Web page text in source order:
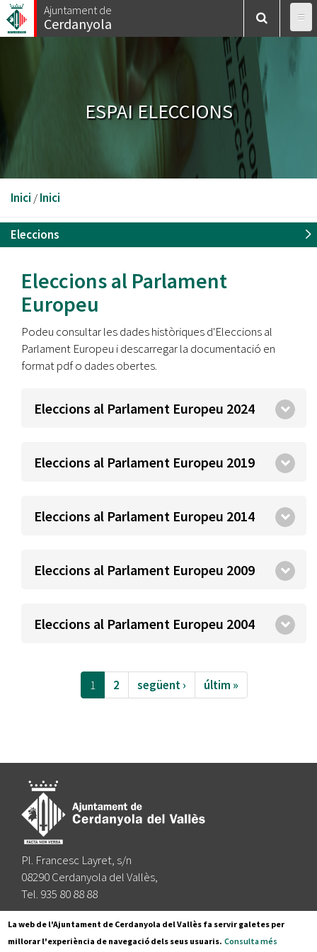
Vés
al
Ajuntament de
Cerdanyola
ESPAI ELECCIONS
Esteu
aquí
Inici /Inici
Eleccions
Eleccions al Parlament
Europeu
Podeu consultar les dades històriques d'Eleccions al
Parlament Europeu i descarregar la documentació en
format pdf o dades obertes.
Eleccions al Parlament Europeu 2024
Eleccions al Parlament Europeu 2019
Eleccions al Parlament Europeu 2014
Eleccions al Parlament Europeu 2009
Eleccions al Parlament Europeu 2004
1 2 següent › últim »
Pl. Francesc Layret, s/n
08290 Cerdanyola del Vallès,
Tel. 935 80 88 88
Segueix-nos a:
La web de l'Ajuntament de Cerdanyola del Vallès fa servir galetes per
millorar l'experiència de navegació dels seus usuaris. Consulta més